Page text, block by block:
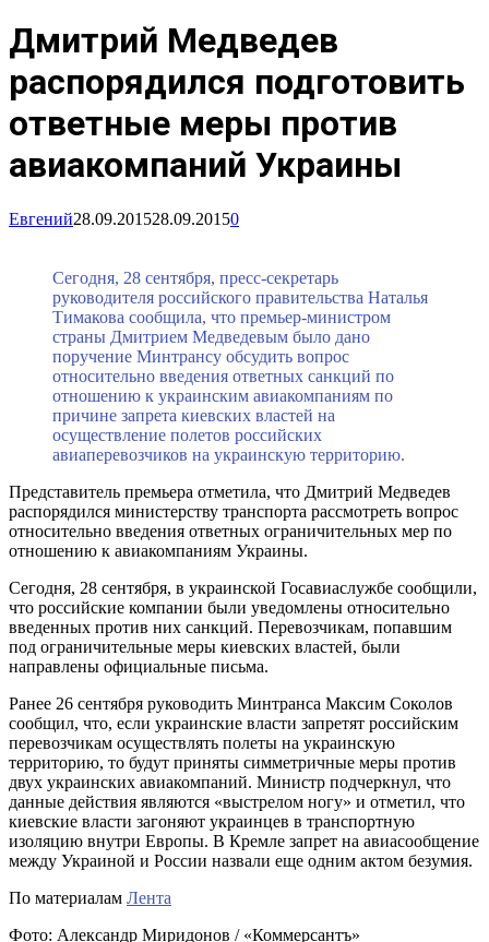
Дмитрий Медведев
распорядился подготовить
ответные меры против
авиакомпаний Украины
Евгений28.09.201528.09.20150
Сегодня, 28 сентября, пресс-секретарь
руководителя российского правительства Наталья
Тимакова сообщила, что премьер-министром
страны Дмитрием Медведевым было дано
поручение Минтрансу обсудить вопрос
относительно введения ответных санкций по
отношению к украинским авиакомпаниям по
причине запрета киевских властей на
осуществление полетов российских
авиаперевозчиков на украинскую территорию.
Представитель премьера отметила, что Дмитрий Медведев
распорядился министерству транспорта рассмотреть вопрос
относительно введения ответных ограничительных мер по
отношению к авиакомпаниям Украины.
Сегодня, 28 сентября, в украинской Госавиаслужбе сообщили,
что российские компании были уведомлены относительно
введенных против них санкций. Перевозчикам, попавшим
под ограничительные меры киевских властей, были
направлены официальные письма.
Ранее 26 сентября руководить Минтранса Максим Соколов
сообщил, что, если украинские власти запретят российским
перевозчикам осуществлять полеты на украинскую
территорию, то будут приняты симметричные меры против
двух украинских авиакомпаний. Министр подчеркнул, что
данные действия являются «выстрелом ногу» и отметил, что
киевские власти загоняют украинцев в транспортную
изоляцию внутри Европы. В Кремле запрет на авиасообщение
между Украиной и России назвали еще одним актом безумия.
По материалам Лента
Фото: Александр Миридонов / «Коммерсантъ»